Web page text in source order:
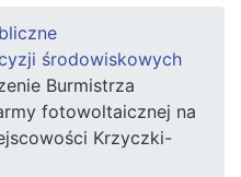
środowiskowych
Burmistrza
fotowoltaicznej na
Krzyczki-